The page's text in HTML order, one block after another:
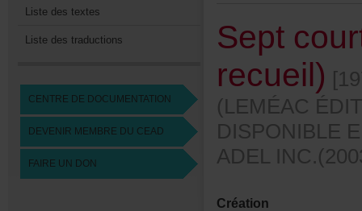
Listedestextes
Listedestraductions
CENTREDEDOCUMENTATION
DEVENIRMEMBREDUCEAD
FAIREUNDON
recueil)
Création